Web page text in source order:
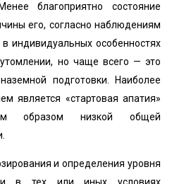
благоприятно состояние
его, согласно наблюдениям
индивидуальных особенностях
но чаще всего — это
подготовки. Наиболее
является «стартовая апатия»
образом низкой общей
и определения уровня